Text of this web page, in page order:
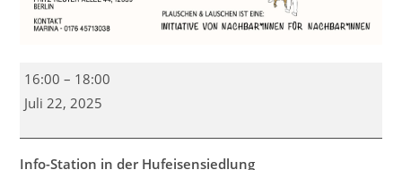
BENN
Kiezcafé
Grill
&
16:00 – 18:00
Juli 22, 2025
Info-Station in der Hufeisensiedlung